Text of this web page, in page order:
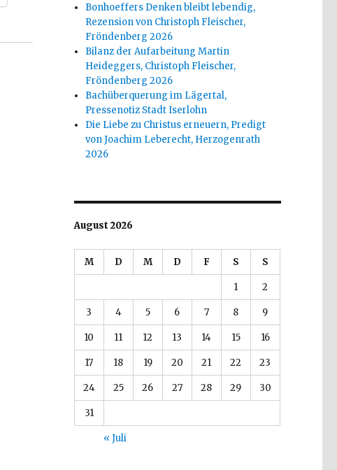
Bonhoeffers Denken bleibt lebendig,
Rezension von Christoph Fleischer,
Fröndenberg 2026
Bilanz der Aufarbeitung Martin
Heideggers, Christoph Fleischer,
Fröndenberg 2026
Bachüberquerung im Lägertal,
Pressenotiz Stadt Iserlohn
Die Liebe zu Christus erneuern, Predigt
von Joachim Leberecht, Herzogenrath
2026
August 2026
M D M D F S S
1 2
3 4 5 6 7 8 9
10 11 12 13 14 15 16
17 18 19 20 21 22 23
24 25 26 27 28 29 30
31
« Juli